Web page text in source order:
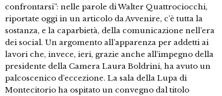
confrontarsi”: nelle parole di Walter Quattrociocchi,
riportate oggi in un articolo da Avvenire, c’è tutta la
sostanza, e la caparbietà, della comunicazione nell’era
dei social. Un argomento all’apparenza per addetti ai
lavori che, invece, ieri, grazie anche all’impegno della
presidente della Camera Laura Boldrini, ha avuto un
palcoscenico d’eccezione. La sala della Lupa di
Montecitorio ha ospitato un convegno dal titolo